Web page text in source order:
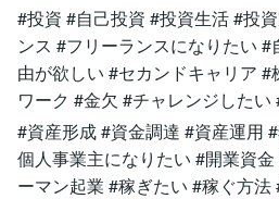
#投資 #自己投資 #投資生活 #投
ンス #フリーランスになりたい
由が欲しい #セカンドキャリア
ワーク #金欠 #チャレンジしたい
#資産形成 #資金調達 #資産運用
個人事業主になりたい #開業資
ーマン起業 #稼ぎたい #稼ぐ方